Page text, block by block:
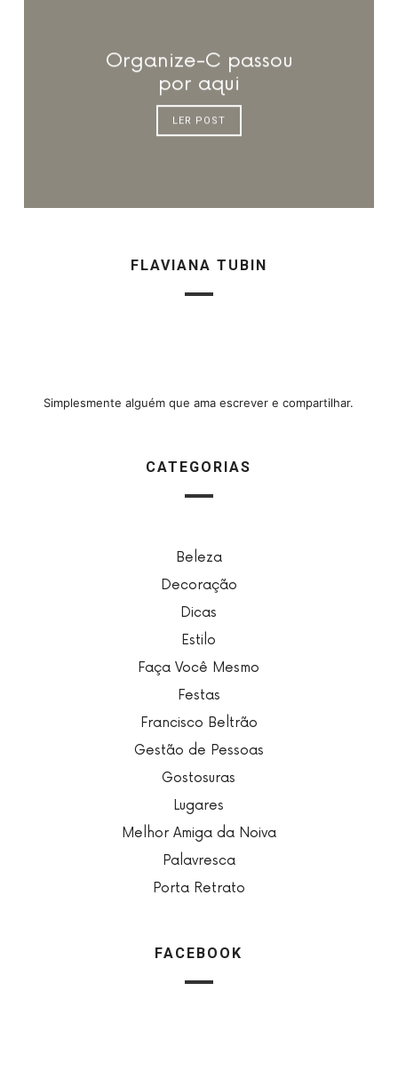
Organize-C passou
por aqui
LER POST
FLAVIANA TUBIN
Simplesmente alguém que ama escrever e compartilhar.
CATEGORIAS
Beleza
Decoração
Dicas
Estilo
Faça Você Mesmo
Festas
Francisco Beltrão
Gestão de Pessoas
Gostosuras
Lugares
Melhor Amiga da Noiva
Palavresca
Porta Retrato
FACEBOOK